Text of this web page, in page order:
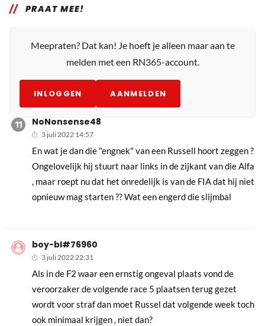
PRAAT MEE!
Meepraten? Dat kan! Je hoeft je alleen maar aan te
melden met een RN365-account.
INLOGGEN AANMELDEN
NoNonsense48
3 juli 2022 14:57
En wat je dan die "engnek" van een Russell hoort zeggen ?
Ongelovelijk hij stuurt naar links in de zijkant van die Alfa
, maar roept nu dat het onredelijk is van de FIA dat hij niet
opnieuw mag starten ?? Wat een engerd die slijmbal
boy-bl#76960
3 juli 2022 22:31
Als in de F2 waar een ernstig ongeval plaats vond de
veroorzaker de volgende race 5 plaatsen terug gezet
wordt voor straf dan moet Russel dat volgende week toch
ook minimaal krijgen , niet dan?